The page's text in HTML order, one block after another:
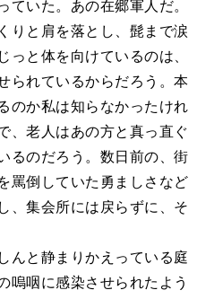
ていた。あの在郷軍人だ。
りと肩を落とし、髭まで涙
っと体を向けているのは、
られているからだろう。本
のか私は知らなかったけれ
、老人はあの方と真っ直ぐ
るのだろう。数日前の、街
罵倒していた勇ましさなど
、集会所には戻らずに、そ
んと静まりかえっている庭
嗚咽に感染させられたよう